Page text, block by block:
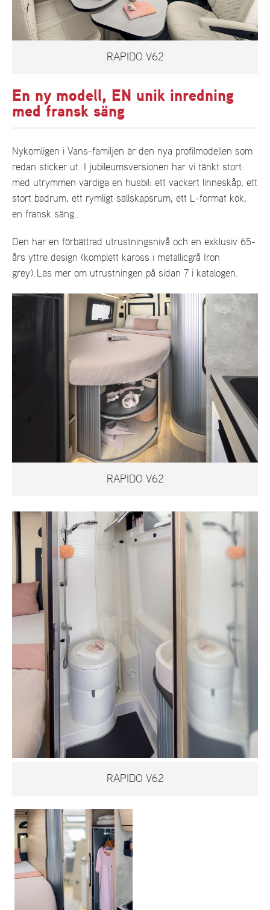
RAPIDO V62
En ny modell, EN unik inredning
med fransk säng
Nykomligen i Vans-familjen är den nya profilmodellen som
redan sticker ut. I jubileumsversionen har vi tänkt stort:
med utrymmen värdiga en husbil: ett vackert linneskåp, ett
stort badrum, ett rymligt sällskapsrum, ett L-format kök,
en fransk säng...
Den har en förbättrad utrustningsnivå och en exklusiv 65-
års yttre design (komplett kaross i metallicgrå Iron
grey). Läs mer om utrustningen på sidan 7 i katalogen.
RAPIDO V62
RAPIDO V62